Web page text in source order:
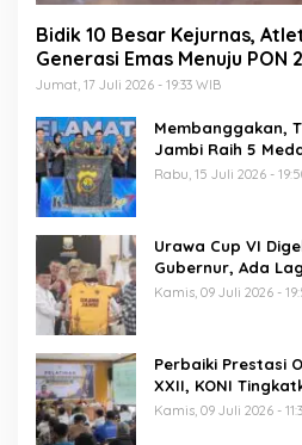
Bidik 10 Besar Kejurnas,
Generasi Emas Menuju PON
Jumat, 17 Juli 2026 - 19:33 WIB
Membanggakan,
Jambi Raih 5
Cup 7
Rabu, 15 Juli 2026 -
Urawa Cup VI
Gubernur, Ada
Kamis, 09 Juli 2026 -
Perbaiki Prestasi
XXII, KONI
Kamis, 09 Juli 2026 -